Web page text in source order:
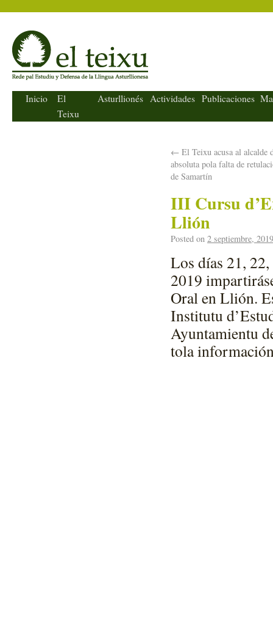
El Teixu
Inicio
El
Teixu
Asturllionés Actividades Publicaciones
← El Teixu acusa al alcalde
absoluta pola falta de
de Samartín
III Cursu
Llión
Posted on 2 septiembre, 2019
Los días 21,
2019
Oral en Llión.
Institutu
Ayuntamientu
tola